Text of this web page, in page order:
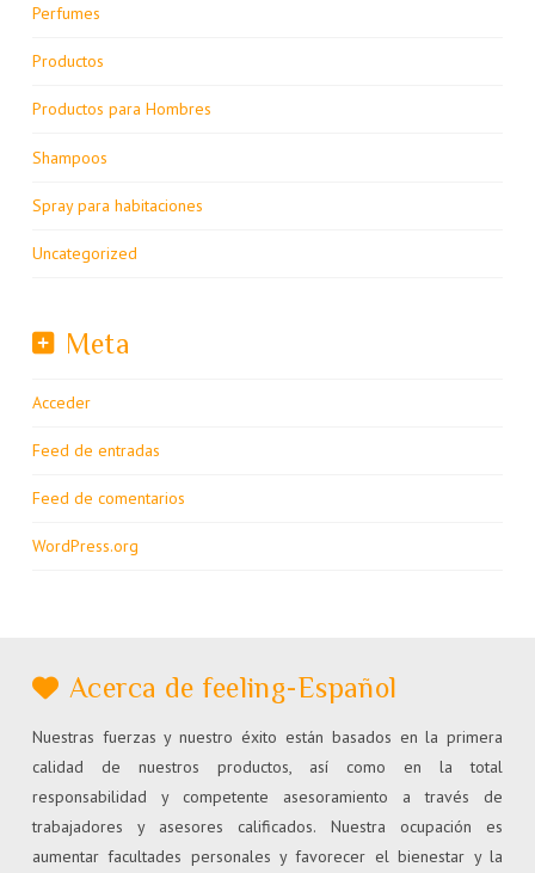
Perfumes
Productos
Productos para Hombres
Shampoos
Spray para habitaciones
Uncategorized
Meta
Acceder
Feed de entradas
Feed de comentarios
WordPress.org
Acerca de feeling-Español
Nuestras fuerzas y nuestro éxito están basados en la primera
calidad de nuestros productos, así como en la total
responsabilidad y competente asesoramiento a través de
trabajadores y asesores calificados. Nuestra ocupación es
aumentar facultades personales y favorecer el bienestar y la